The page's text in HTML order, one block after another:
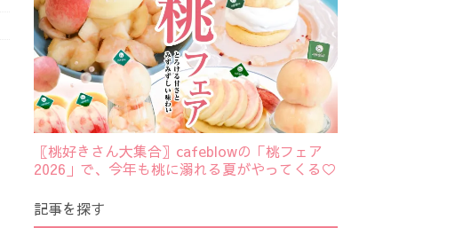
〖桃好きさん大集合〗cafeblowの「桃フェア
2026」で、今年も桃に溺れる夏がやってくる♡
記事を探す